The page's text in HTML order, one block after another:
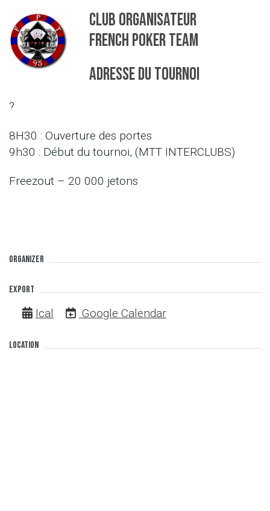
Club organisateur
FRENCH POKER TEAM
Adresse du tournoi
?
8H30 : Ouverture des portes
9h30 : Début du tournoi, (MTT INTERCLUBS)
Freezout – 20 000 jetons
Organizer
Export
Ical Google Calendar
Location